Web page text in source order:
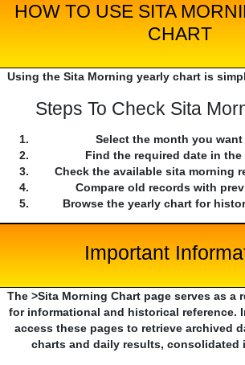
HOW TO USE SITA
CHART
Using the Sita Morning yearly chart is
Steps To Check Sita
Select the month you
Find the required date in the
Check the available sita morning
Compare old records with
Browse the yearly chart for
Important
The >Sita Morning Chart page serves as a
for informational and historical reference.
access these pages to retrieve archived
charts and daily results, consolidated